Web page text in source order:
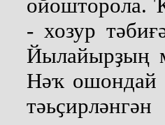
ойошторола.
- хозур
Йылайырҙың
Нәҡ ошондай